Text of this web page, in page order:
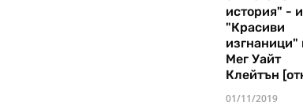
история" -
"Красиви
изгнаници"
Мег Уайт
Клейтън
01/11/2019